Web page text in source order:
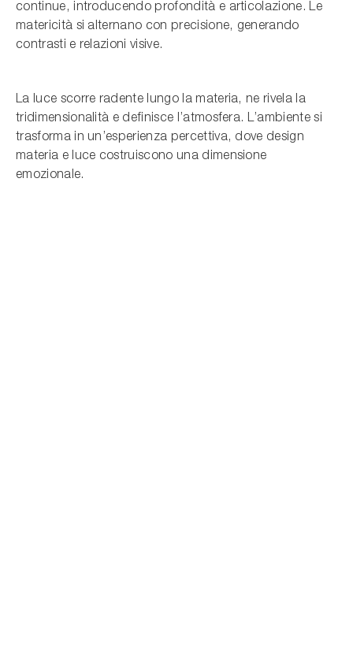
continue, introducendo profondità e articolazione. Le
matericità si alternano con precisione, generando
contrasti e relazioni visive.
La luce scorre radente lungo la materia, ne rivela la
tridimensionalità e definisce l’atmosfera. L’ambiente si
trasforma in un’esperienza percettiva, dove design
materia e luce costruiscono una dimensione
emozionale.